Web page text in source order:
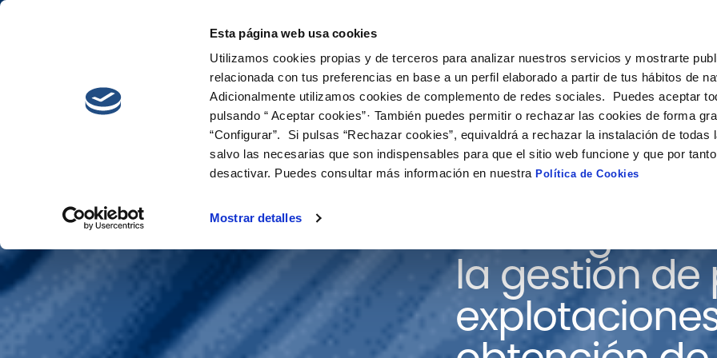
Esta página web usa cookies
Utilizamos cookies propias y de terceros para analizar nuestros servicios y mostrarte
relacionada con tus preferencias en base a un perfil elaborado a partir de tus hábitos de
Adicionalmente utilizamos cookies de complemento de redes sociales. Puedes aceptar
pulsando “ Aceptar cookies”· También puedes permitir o rechazar las cookies de forma
“Configurar”. Si pulsas “Rechazar cookies”, equivaldrá a rechazar la instalación de todas
salvo las necesarias que son indispensables para que el sitio web funcione y que por
desactivar. Puedes consultar más información en nuestraPolítica de Cookies
Mostrar detalles
Cetaqua Innovación
AQUAPUR Estrategias
la gestión de